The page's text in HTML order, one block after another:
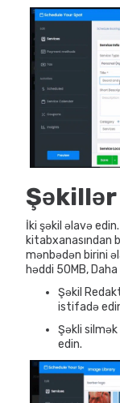
Şəkillər
İki şəkil əlavə
kitabxanasından
mənbədən birini
həddi 50MB,
Şəkil
istifadə
Şəkli
edin.